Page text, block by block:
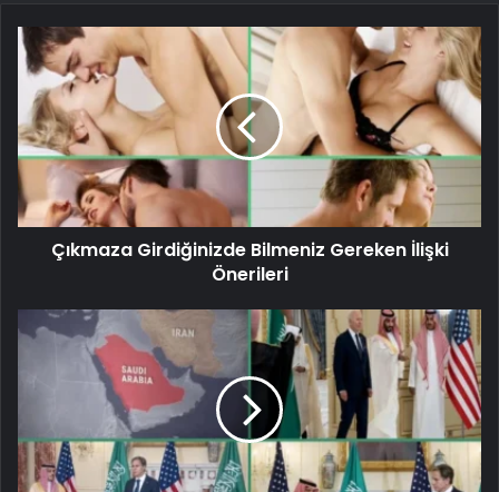
Çıkmaza Girdiğinizde Bilmeniz Gereken İlişki
Önerileri